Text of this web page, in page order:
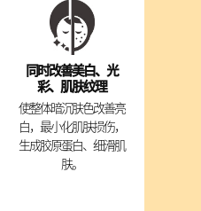
同时改善美白、光
彩、肌肤纹理
使整体暗沉肤色改善亮
白，最小化肌肤损伤，
生成胶原蛋白、细滑肌
肤。